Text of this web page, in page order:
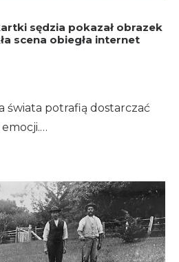
sędzia pokazał obrazek
scena obiegła internet
świata potrafią dostarczać